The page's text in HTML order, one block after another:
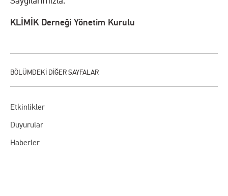
Etkinlikler
Duyurular
Haberler
KLİMİK Derneği Yönetim Kurulu